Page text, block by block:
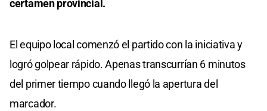
certamen provincial.
El equipo local comenzó el partido con la iniciativa y
logró golpear rápido. Apenas transcurrían 6 minutos
del primer tiempo cuando llegó la apertura del
marcador.